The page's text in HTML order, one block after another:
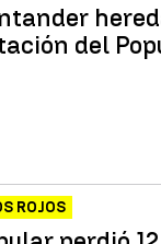
del
ROJOS